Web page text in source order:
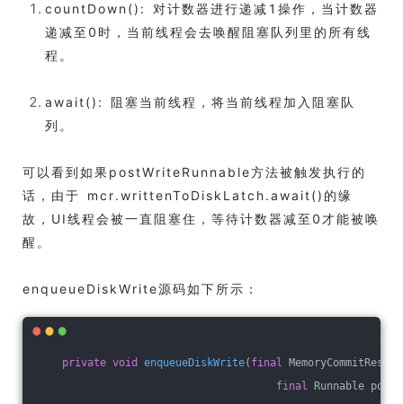
countDown(): 对计数器进行递减1操作，当计数器
递减至0时，当前线程会去唤醒阻塞队列里的所有线
程。
await(): 阻塞当前线程，将当前线程加入阻塞队
列。
可以看到如果postWriteRunnable方法被触发执行的
话，由于 mcr.writtenToDiskLatch.await()的缘
故，UI线程会被一直阻塞住，等待计数器减至0才能被唤
醒。
enqueueDiskWrite源码如下所示：
private void enqueueDiskWrite( final
final Runnable